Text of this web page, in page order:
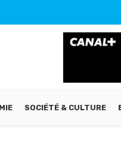
SOCIÉTÉ & CULTURE